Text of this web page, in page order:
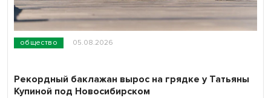
общество 05.08.2026
Рекордный баклажан вырос на грядке у Татьяны
Купиной под Новосибирском